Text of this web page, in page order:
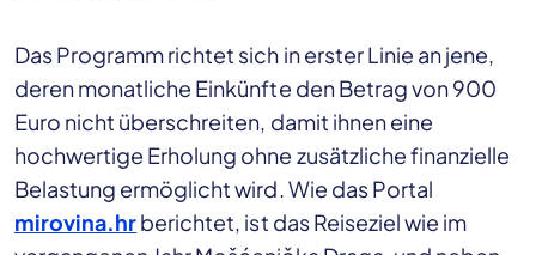
Das Programm richtet sich in erster Linie an jene,
deren monatliche Einkünfte den Betrag von 900
Euro nicht überschreiten, damit ihnen eine
hochwertige Erholung ohne zusätzliche finanzielle
Belastung ermöglicht wird. Wie das Portal
mirovina.hrberichtet, ist das Reiseziel wie im